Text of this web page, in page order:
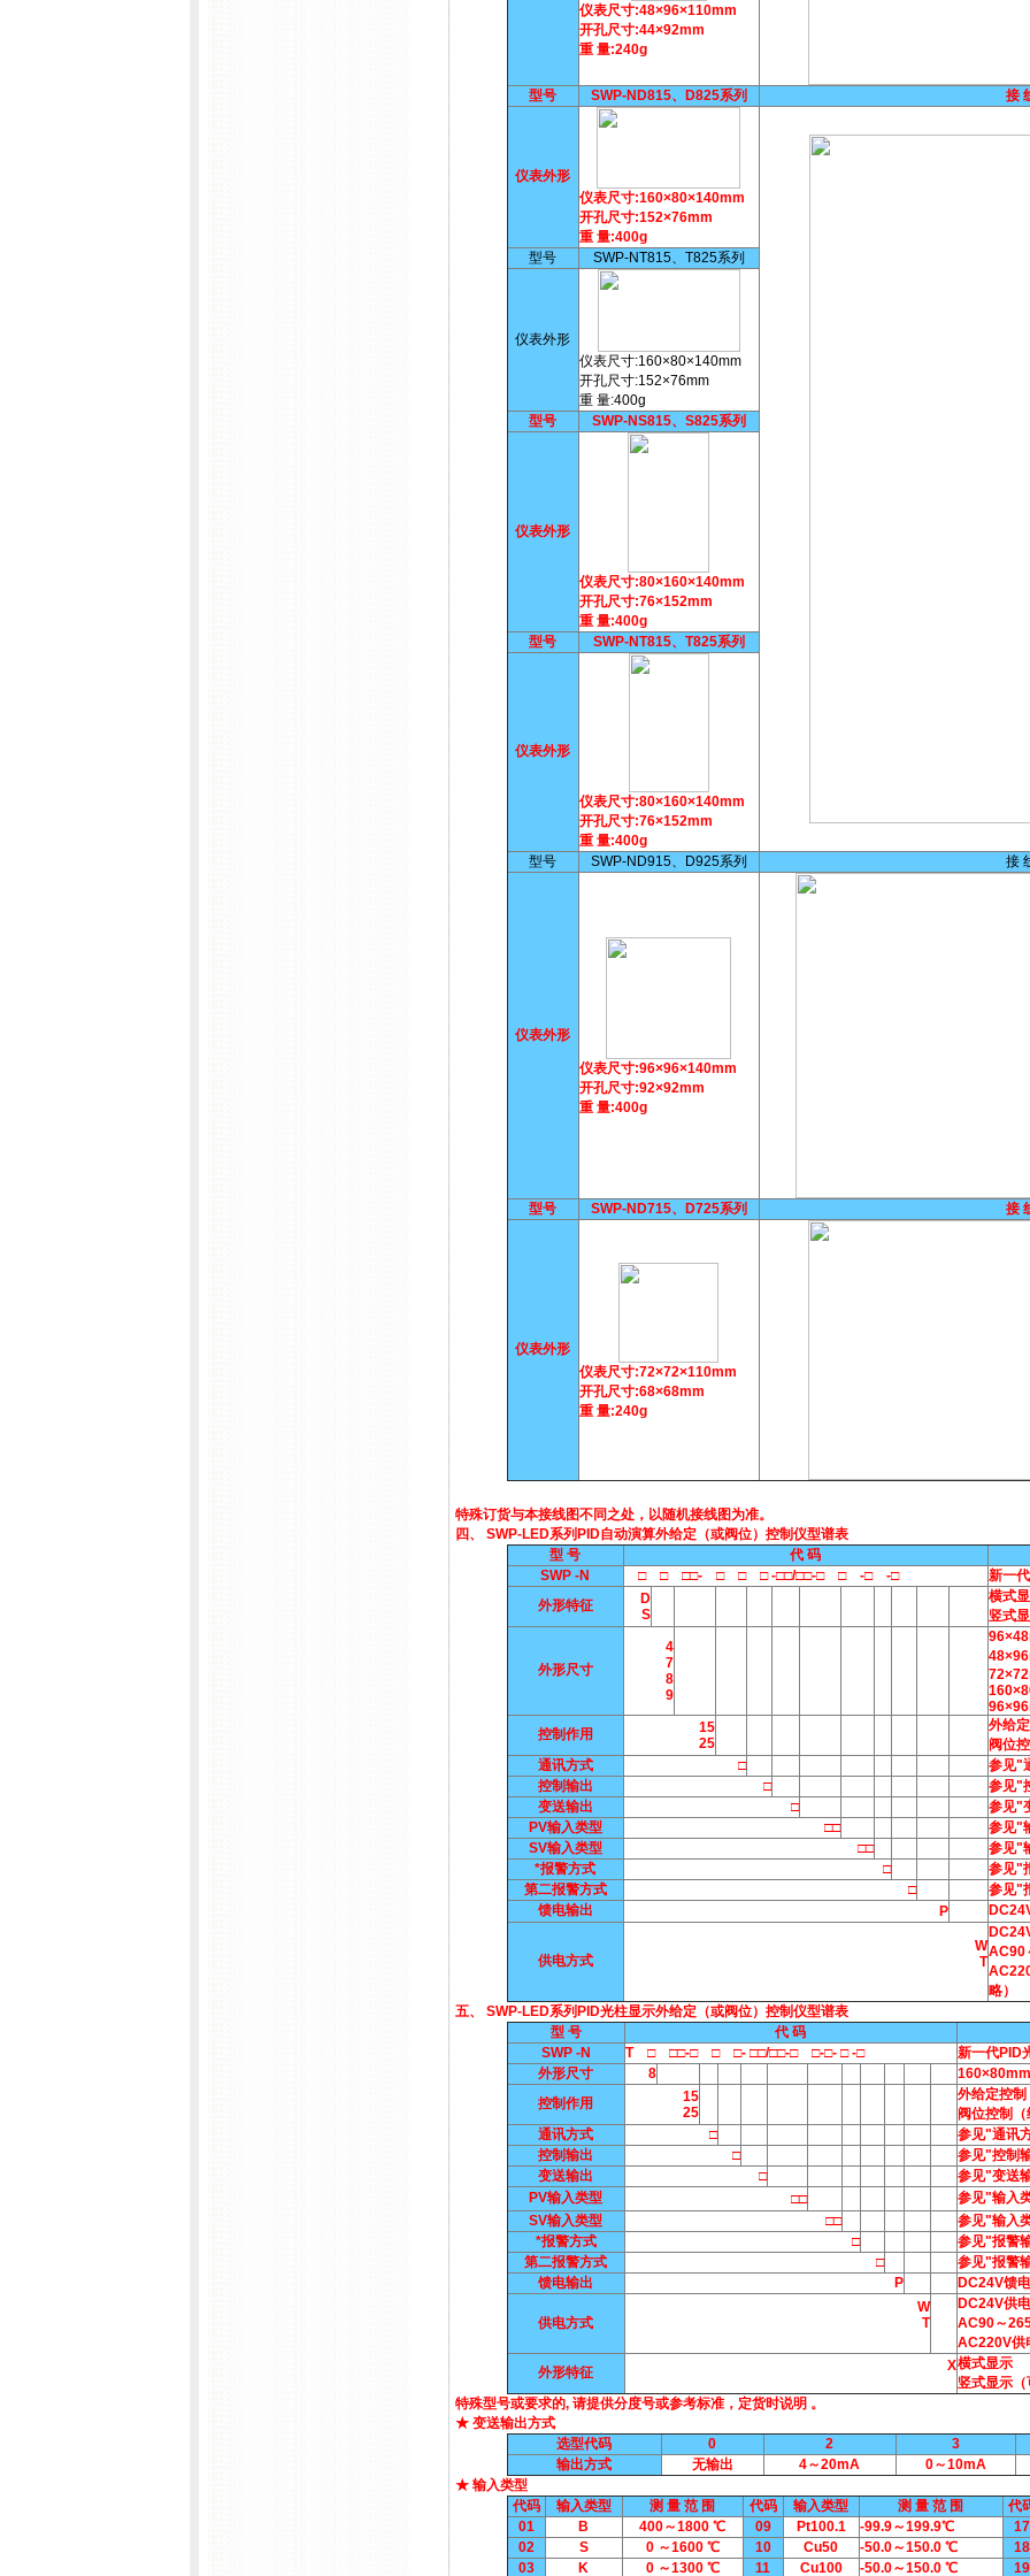
仪表尺寸:48×96×110mm
开孔尺寸:44×92mm
重 量:240g
型号 SWP-ND815、D825系列 接
仪表外形
仪表尺寸:160×80×140mm
开孔尺寸:152×76mm
重 量:400g
型号
SWP-NT815、T825系列
仪表外形
仪表尺寸:160×80×140mm
开孔尺寸:152×76mm
重 量:400g
型号
SWP-NS815、S825系列
仪表外形
仪表尺寸:80×160×140mm
开孔尺寸:76×152mm
重 量:400g
型号
SWP-NT815、T825系列
仪表外形
仪表尺寸:80×160×140mm
开孔尺寸:76×152mm
重 量:400g
型号
SWP-ND915、D925系列 接
仪表外形
仪表尺寸:96×96×140mm
开孔尺寸:92×92mm
重 量:400g
型号 SWP-ND715、D725系列 接
仪表外形
仪表尺寸:72×72×110mm
开孔尺寸:68×68mm
重 量:240g
特殊订货与本接线图不同之处，以随机接线图为准。
四、 SWP-LED系列PID自动演算外给定（或阀位）控制仪型谱表
型 号
代 码
SWP -N
□ □ □□- □ □ □ -□□/□□-□ □ -□ -□
新一
外形特征
D
S
横式
竖式
外形尺寸
4
7
8
9
控制作用
15
25
外给
阀位
通讯方式
□
参见"
控制输出
□
参见"
变送输出
□
参见"
PV输入类型
□□
参见"
SV输入类型
□□
参见"
*报警方式
□
参见"
第二报警方式
□
参见"
馈电输出
P
供电方式
W
T
AC90
略）
五、 SWP-LED系列PID光柱显示外给定（或阀位）控制仪型谱表
型 号
代 码
SWP -N
T □ □□-□ □ □- □□/□□-□ □-□- □ -□
新一代PID
外形尺寸
8
控制作用
15
25
外给定控制
阀位控制
通讯方式
□
参见"通讯
控制输出
□
参见"控制
变送输出
□
参见"变送
PV输入类型
□□
参见"输入
SV输入类型
□□
参见"输入
*报警方式
□
参见"报警
第二报警方式
□
参见"报警
馈电输出
P DC24V馈
供电方式
W
T
DC24V供电
AC90～
AC220V供
外形特征
X横式显示
竖式显示（
特殊型号或要求的, 请提供分度号或参考标准，定货时说明 。
★ 变送输出方式
选型代码
0 2
3
输出方式
无输出 4～20mA
0～10mA
★ 输入类型
代码
输入类型 测 量 范 围 代码 输入类型 测 量 范 围
代
01
B 400～1800 ℃ 09 Pt100.1 -99.9～199.9℃
17
02
S 0 ～1600 ℃ 10 Cu50 -50.0～150.0 ℃
18
03
K 0 ～1300 ℃ 11 Cu100 -50.0～150.0 ℃ 19